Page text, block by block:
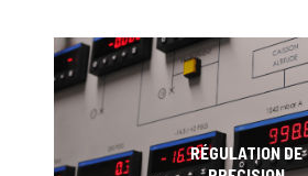
RÉGULATION DE